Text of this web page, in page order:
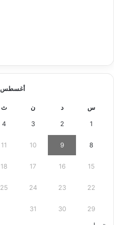
أغسطس 2026
س د ن ث
1
2
3
4
8
9
10
11
15
16
17
18
22
23
24
25
29
30
31